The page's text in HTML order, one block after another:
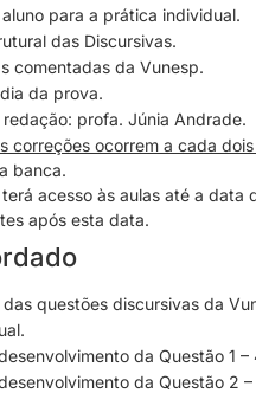
para a prática individual.
das Discursivas.
comentadas da Vunesp.
da prova.
profa. Júnia Andrade.
correções ocorrem a cada
banca.
terá acesso às aulas até a
após esta data.
questões discursivas da
da Questão 1
da Questão 2